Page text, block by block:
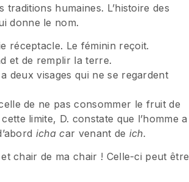
humaines. L’histoire des
donne le nom.
réceptacle. Le féminin reçoit.
et de remplir la terre.
deux visages qui ne se regardent
de ne pas consommer le fruit de
limite, D. constate que l’homme a
icha car venant de ich.
chair de ma chair ! Celle-ci peut être